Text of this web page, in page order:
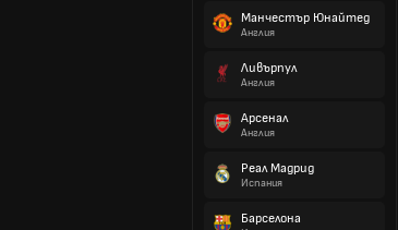
Манчестър Юнайтед
Англия
Ливърпул
Англия
Арсенал
Англия
Реал Мадрид
Испания
Барселона